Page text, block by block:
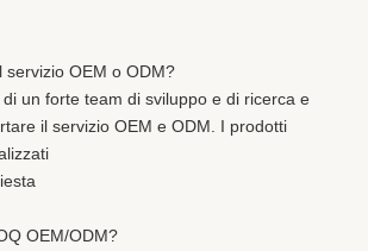
OEM o ODM?
un forte team di sviluppo e di ricerca e
il servizio OEM e ODM. I prodotti
OEM/ODM?